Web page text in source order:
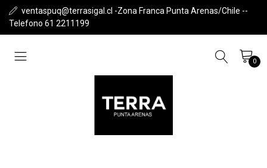
ventaspuq@terrasigal.cl -Zona Franca Punta Arenas/Chile --
Telefono 61 2211199
0